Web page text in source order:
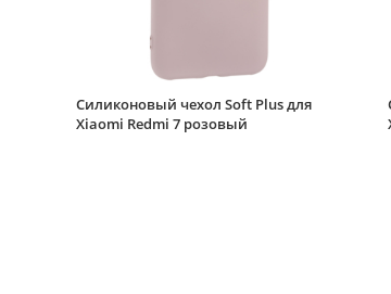
Силиконовый чехол Soft Plus для
Xiaomi Redmi 7 розовый